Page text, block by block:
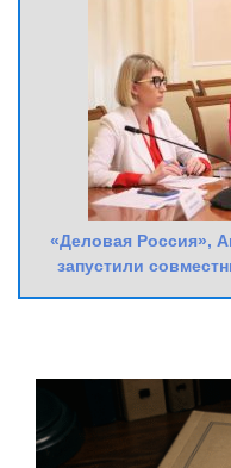
«Деловая Россия»,
запустили